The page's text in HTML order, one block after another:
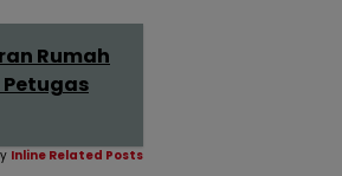
Rumah
Inline Related Posts